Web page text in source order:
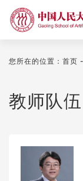
您所在的位置：首页
教师队伍